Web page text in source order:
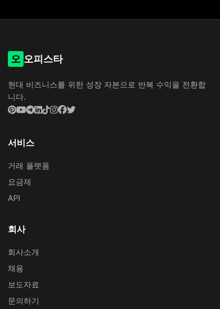
오 오피스타
현대 비즈니스를 위한 성장 자본으로 반복 수익을 전환합
니다.
서비스
거래 플랫폼
요금제
API
회사
회사소개
채용
보도자료
문의하기